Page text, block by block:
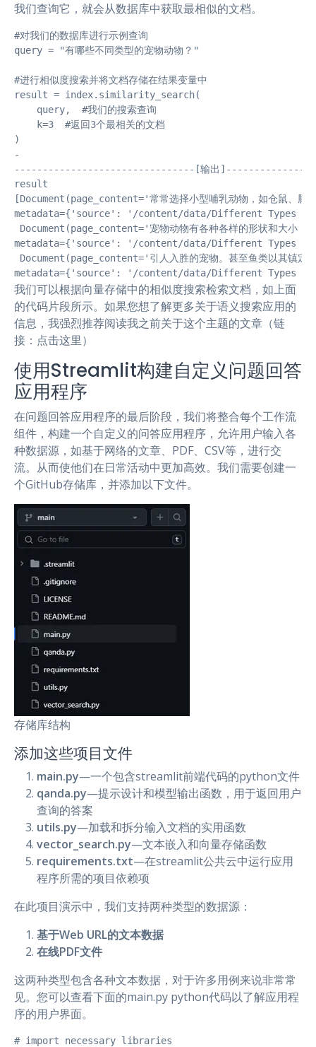
我们查询它，就会从数据库中获取最相似的文档。
#对我们的数据库进行示例查询
query = "有哪些不同类型的宠物动物？"
#进行相似度搜索并将文档存储在结果变量中
result = index.similarity_search(
    query,  #我们的搜索查询
    k=3  #返回3个最相关的文档
)
-
--------------------------------[输出
result
[Document(page_content='常常选择小型哺乳动物，如仓鼠、豚
metadata={'source': '/content/data/Different Types
Document(page_content='宠物动物有各种各样的形状和大小，
metadata={'source': '/content/data/Different Types
Document(page_content='引人入胜的宠物。甚至鱼类以其镇
metadata={'source': '/content/data/Different Types
我们可以根据向量存储中的相似度搜索检索文档，如上面
的代码片段所示。如果您想了解更多关于语义搜索应用的
信息，我强烈推荐阅读我之前关于这个主题的文章（链
接：点击这里）
使用Streamlit构建自定义问题回答
应用程序
在问题回答应用程序的最后阶段，我们将整合每个工作流
组件，构建一个自定义的问答应用程序，允许用户输入各
种数据源，如基于网络的文章、PDF、CSV等，进行交
流。从而使他们在日常活动中更加高效。我们需要创建一
个GitHub存储库，并添加以下文件。
存储库结构
添加这些项目文件
main.py—一个包含streamlit前端代码的python文件
qanda.py—提示设计和模型输出函数，用于返回用户
查询的答案
utils.py—加载和拆分输入文档的实用函数
vector_search.py—文本嵌入和向量存储函数
requirements.txt—在streamlit公共云中运行应用
程序所需的项目依赖项
在此项目演示中，我们支持两种类型的数据源：
基于Web URL的文本数据
在线PDF文件
这两种类型包含各种文本数据，对于许多用例来说非常常
见。您可以查看下面的main.py python代码以了解应用程
序的用户界面。
# import necessary libraries